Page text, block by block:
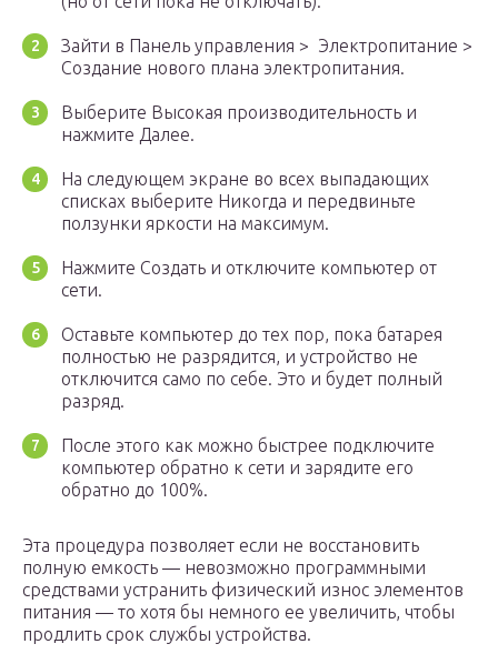
Зайти в Панель управления > Электропитание >
Создание нового плана электропитания.
Выберите Высокая производительность и
нажмите Далее.
На следующем экране во всех выпадающих
списках выберите Никогда и передвиньте
ползунки яркости на максимум.
Нажмите Создать и отключите компьютер от
сети.
Оставьте компьютер до тех пор, пока батарея
полностью не разрядится, и устройство не
отключится само по себе. Это и будет полный
разряд.
После этого как можно быстрее подключите
компьютер обратно к сети и зарядите его
обратно до 100%.
Эта процедура позволяет если не восстановить
полную емкость — невозможно программными
средствами устранить физический износ элементов
питания — то хотя бы немного ее увеличить, чтобы
продлить срок службы устройства.